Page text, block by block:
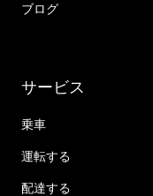
ブログ
サービス
乗車
運転する
配達する